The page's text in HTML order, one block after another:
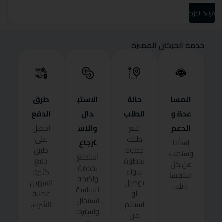
قراءة المزيد
خدمة الحركان المميزة
المسا
عدة و
الدعم
إسألنا
وسنجيب
عن كل
استفسا
راتك.
حالة
الطلب
تتبع
طلبك
خطوة
بخطوة
سواء
توصيل
أو
استلام
من
الاستب
دال
والاس
ترجاع
استمتع
بخدمة
واضحة
لسياسة
استبدال
واسترجا
طرق
الدفع
احصل
على
طرق
دفع
كثيرة
لتسهيل
عملية
الشراء.